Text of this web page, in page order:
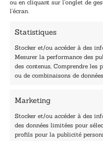
ou en cliquant sur l’onglet de
l’écran.
Statistiques
Stocker et/ou accéder à des
Mesurer la performance des
des contenus, Comprendre
ou de combinaisons de
Marketing
Stocker et/ou accéder à des
des données limitées pour
profils pour la publicité
*
40, rue du Louvre
Horaires du standard
De mardi à vendredi :
9h - 12h et 13h30 - 16h30